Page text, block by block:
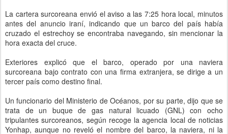
La cartera surcoreana envió el aviso a las 7:25 hora local, minutos
antes del anuncio iraní, indicando que un barco del país había
cruzado el estrechoy se encontraba navegando, sin mencionar la
hora exacta del cruce.
Exteriores explicó que el barco, operado por una naviera
surcoreana bajo contrato con una firma extranjera, se dirige a un
tercer país como destino final.
Un funcionario del Ministerio de Océanos, por su parte, dijo que se
trata de un buque de gas natural licuado (GNL) con ocho
tripulantes surcoreanos, según recoge la agencia local de noticias
Yonhap, aunque no reveló el nombre del barco, la naviera, ni la